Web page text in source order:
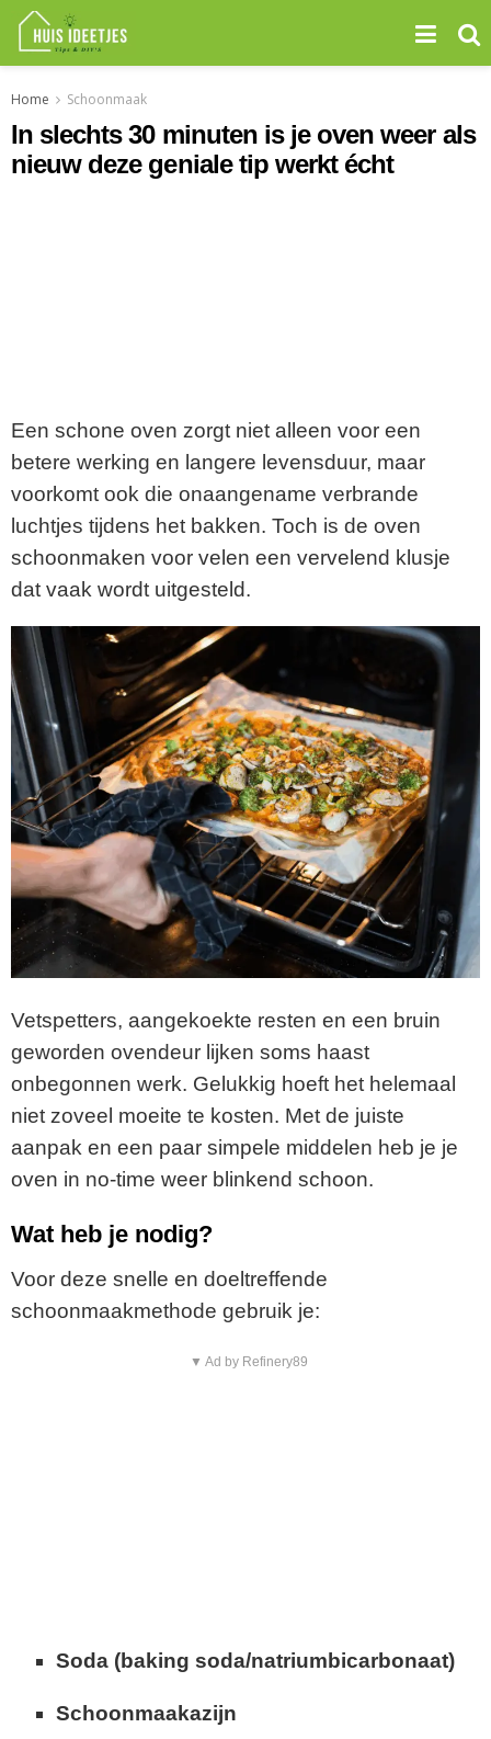
Home Schoonmaak
In slechts 30 minuten is je oven weer als
nieuw deze geniale tip werkt écht
Een schone oven zorgt niet alleen voor een
betere werking en langere levensduur, maar
voorkomt ook die onaangename verbrande
luchtjes tijdens het bakken. Toch is de oven
schoonmaken voor velen een vervelend klusje
dat vaak wordt uitgesteld.
Vetspetters, aangekoekte resten en een bruin
geworden ovendeur lijken soms haast
onbegonnen werk. Gelukkig hoeft het helemaal
niet zoveel moeite te kosten. Met de juiste
aanpak en een paar simpele middelen heb je je
oven in no-time weer blinkend schoon.
Wat heb je nodig?
Voor deze snelle en doeltreffende
schoonmaakmethode gebruik je:
▼ Ad by Refinery89
Soda (baking soda/natriumbicarbonaat)
Schoonmaakazijn